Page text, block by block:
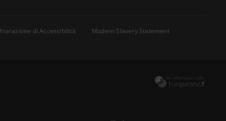
di Accessibilità
Modern Slavery Statement